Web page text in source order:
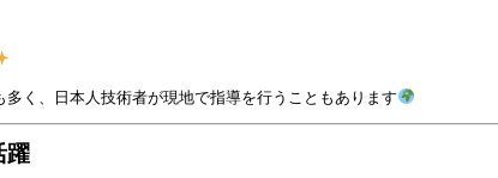
く、日本人技術者が現地で指導を行うこともあります
躍